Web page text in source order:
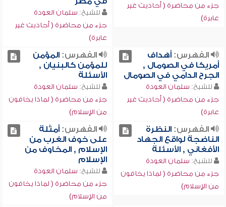
جزء من محاضرة ( أحاديث غير
عابرة)
للشيخ: سلمان العودة
جزء من محاضرة ( أحاديث غير
عابرة)
الفهرس:أهداف
أمريكا في الصومال ,
الجرح الدامي في الصومال
للشيخ: سلمان العودة
جزء من محاضرة ( أحاديث غير
عابرة)
الفهرس:المؤمن
للمؤمن كالبنيان ,
الأسئلة
للشيخ: سلمان العودة
جزء من محاضرة ( لماذا يخافون
من الإسلام)
الفهرس:النظرة
الناضجة لواقع الجهاد
الأفغاني , الأسئلة
للشيخ: سلمان العودة
جزء من محاضرة ( لماذا يخافون
من الإسلام)
الفهرس:أمثلة
على خوف الغرب من
الإسلام , المخاوف من
الإسلام
للشيخ: سلمان العودة
جزء من محاضرة ( لماذا يخافون
من الإسلام)